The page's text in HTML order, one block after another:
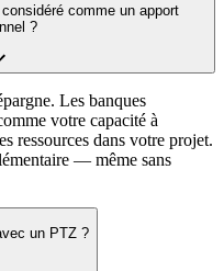
comme un apport
?
Les banques
votre capacité à
ressources dans votre projet.
— même sans
un PTZ ?